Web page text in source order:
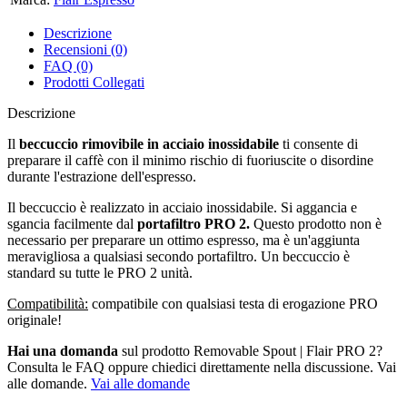
Descrizione
Recensioni (0)
FAQ (0)
Prodotti Collegati
Descrizione
Il beccuccio rimovibile in acciaio inossidabile ti consente di
preparare il caffè con il minimo rischio di fuoriuscite o disordine
durante l'estrazione dell'espresso.
Il beccuccio è realizzato in acciaio inossidabile. Si aggancia e
sgancia facilmente dal portafiltro PRO 2. Questo prodotto non è
necessario per preparare un ottimo espresso, ma è un'aggiunta
meravigliosa a qualsiasi secondo portafiltro. Un beccuccio è
standard su tutte le PRO 2 unità.
Compatibilità: compatibile con qualsiasi testa di erogazione PRO
originale!
Hai una domanda sul prodotto Removable Spout | Flair PRO 2?
Consulta le FAQ oppure chiedici direttamente nella discussione. Vai
alle domande. Vai alle domande